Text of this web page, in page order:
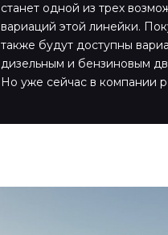
станет одной из трех
вариаций этой линейки.
также будут доступны
дизельным и бензиновым
Но уже сейчас в компании